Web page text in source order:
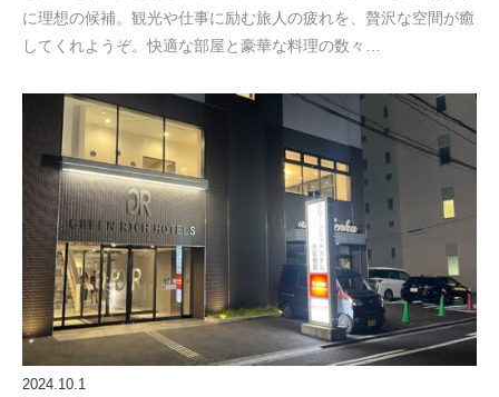
に理想の候補。観光や仕事に励む旅人の疲れを、贅沢な空間が癒
してくれようぞ。快適な部屋と豪華な料理の数々…
2024.10.1